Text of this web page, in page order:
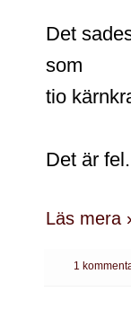
Det
som
tio
Det är fel.
Läs mera
1